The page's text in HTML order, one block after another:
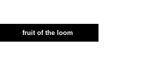
fruit of the loom